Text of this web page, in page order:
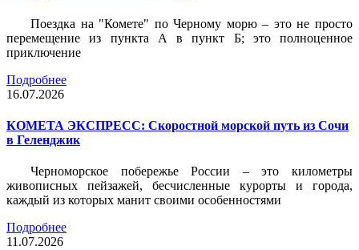
Поездка на "Комете" по Черному морю – это не просто
перемещение из пункта А в пункт Б; это полноценное
приключение
Подробнее
16.07.2026
КОМЕТА ЭКСПРЕСС: Скоростной морской путь из Сочи
в Геленджик
Черноморское побережье России – это километры
живописных пейзажей, бесчисленные курорты и города,
каждый из которых манит своими особенностями
Подробнее
11.07.2026